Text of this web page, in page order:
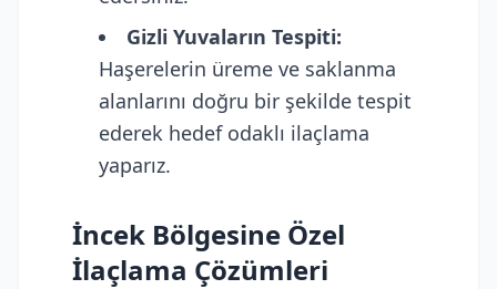
Gizli Yuvaların Tespiti:
Haşerelerin üreme ve saklanma
alanlarını doğru bir şekilde tespit
ederek hedef odaklı ilaçlama
yaparız.
İncek Bölgesine Özel
İlaçlama Çözümleri